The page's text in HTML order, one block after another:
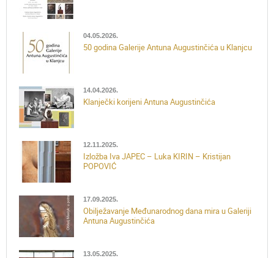
04.05.2026.
50 godina Galerije Antuna Augustinčića u Klanjcu
14.04.2026.
Klanječki korijeni Antuna Augustinčića
12.11.2025.
Izložba Iva JAPEC – Luka KIRIN – Kristijan
POPOVIĆ
17.09.2025.
Obilježavanje Međunarodnog dana mira u Galeriji
Antuna Augustinčića
13.05.2025.